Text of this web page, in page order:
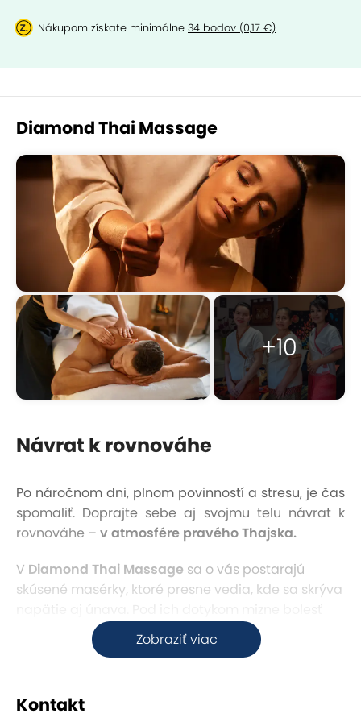
Nákupom získate minimálne 34 bodov (0,17 €)
Diamond Thai Massage
+10
Zobraziť viac
Návrat k rovnováhe
Po náročnom dni, plnom povinností a stresu, je čas
spomaliť. Doprajte sebe aj svojmu telu návrat k
rovnováhe – v atmosfére pravého Thajska.
V Diamond Thai Massage sa o vás postarajú
skúsené masérky, ktoré presne vedia, kde sa skrýva
chrbta, stuhnutý krk aj ťažké nohy. Nahradí ich
hlboké uvoľnenie, ľahkosť a pocit, že je svet opäť v
Tradičné thajské techniky s
Kontakt